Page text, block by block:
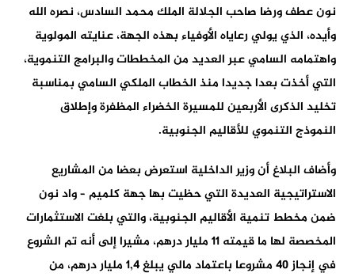
نون عطف ورضا صاحب الجلالة الملك محمد السادس، نصره الله
وأيده، الذي يولي رعاياه الأوفياء بهذه الجهة، عنايته المولوية
واهتمامه السامي عبر العديد من المخططات والبرامج التنموية،
التي أخذت بعدا جديدا منذ الخطاب الملكي السامي بمناسبة
تخليد الذكرى الأربعين للمسيرة الخضراء المظفرة وإطلاق
النموذج التنموي للأقاليم الجنوبية.
وأضاف البلاغ أن وزير الداخلية استعرض بعضا من المشاريع
الاستراتيجية العديدة التي حظيت بها جهة كلميم – واد نون
ضمن مخطط تنمية الأقاليم الجنوبية، والتي بلغت الاستثمارات
المخصصة لها ما قيمته 11 مليار درهم، مشيرا إلى أنه تم الشروع
في إنجاز 40 مشروعا باعتماد مالي يبلغ 1,4 مليار درهم، من